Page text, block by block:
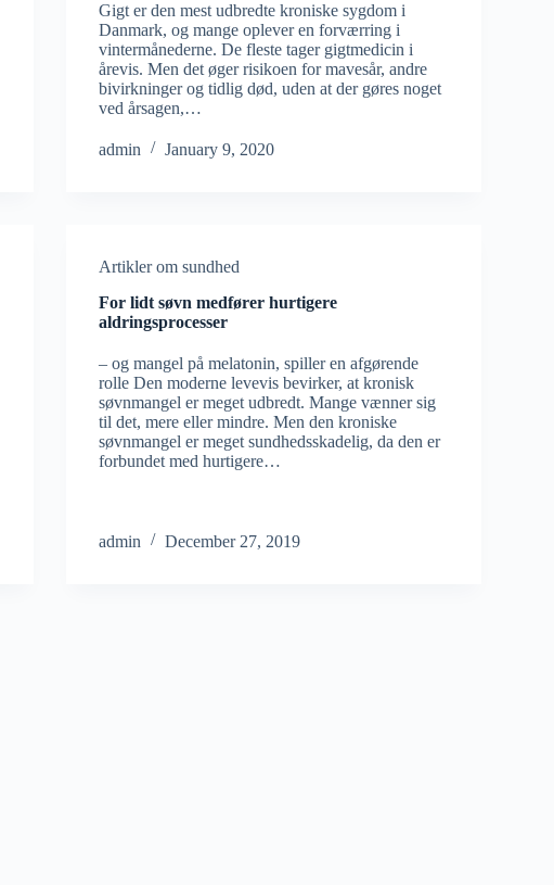
Gigt er den mest udbredte kroniske sygdom i
Danmark, og mange oplever en forværring i
vintermånederne. De fleste tager gigtmedicin i
årevis. Men det øger risikoen for mavesår, andre
bivirkninger og tidlig død, uden at der gøres noget
ved årsagen,…
admin January 9, 2020
Artikler om sundhed
For lidt søvn medfører hurtigere
aldringsprocesser
– og mangel på melatonin, spiller en afgørende
rolle Den moderne levevis bevirker, at kronisk
søvnmangel er meget udbredt. Mange vænner sig
til det, mere eller mindre. Men den kroniske
søvnmangel er meget sundhedsskadelig, da den er
forbundet med hurtigere…
admin December 27, 2019